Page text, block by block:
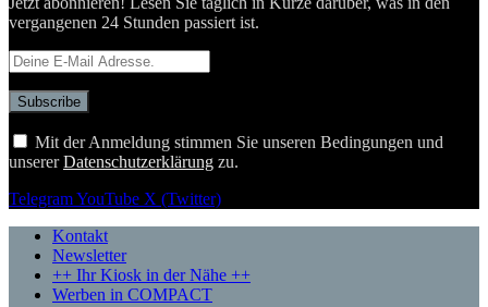
vergangenen 24 Stunden passiert ist.
Mit der Anmeldung stimmen Sie unseren Bedingungen und
unsererDatenschutzerklärung zu.
TelegramYouTube X (Twitter)
Kontakt
Newsletter
++ Ihr Kiosk in der Nähe ++
Werben in COMPACT